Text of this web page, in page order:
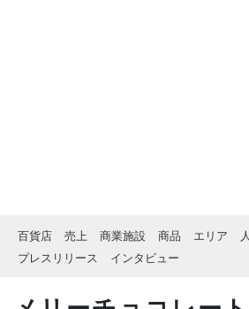
百貨店 売上 商業施設 商品 エリア
プレスリリース
インタビュー